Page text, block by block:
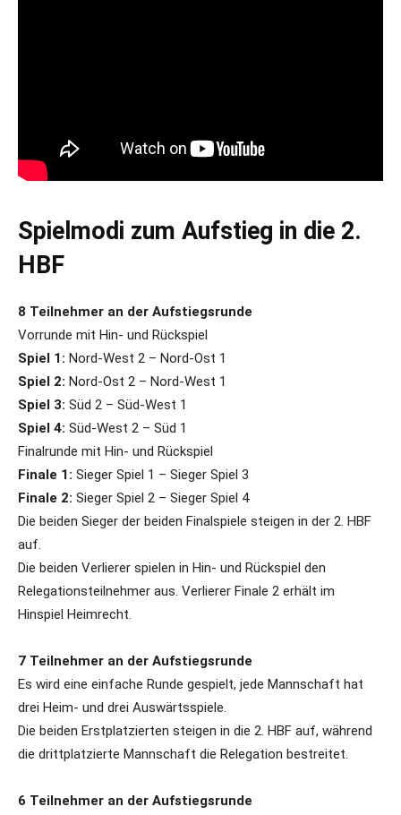
Spielmodi zum Aufstieg in die 2.
HBF
8 Teilnehmer an der Aufstiegsrunde
Vorrunde mit Hin- und Rückspiel
Spiel 1: Nord-West 2 – Nord-Ost 1
Spiel 2: Nord-Ost 2 – Nord-West 1
Spiel 3: Süd 2 – Süd-West 1
Spiel 4: Süd-West 2 – Süd 1
Finalrunde mit Hin- und Rückspiel
Finale 1: Sieger Spiel 1 – Sieger Spiel 3
Finale 2: Sieger Spiel 2 – Sieger Spiel 4
Die beiden Sieger der beiden Finalspiele steigen in der 2. HBF
auf.
Die beiden Verlierer spielen in Hin- und Rückspiel den
Relegationsteilnehmer aus. Verlierer Finale 2 erhält im
Hinspiel Heimrecht.
7 Teilnehmer an der Aufstiegsrunde
Es wird eine einfache Runde gespielt, jede Mannschaft hat
drei Heim- und drei Auswärtsspiele.
Die beiden Erstplatzierten steigen in die 2. HBF auf, während
die drittplatzierte Mannschaft die Relegation bestreitet.
6 Teilnehmer an der Aufstiegsrunde